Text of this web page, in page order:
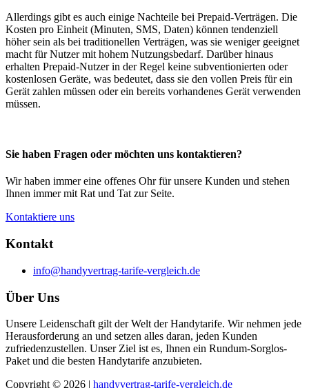
Allerdings gibt es auch einige Nachteile bei Prepaid-Verträgen. Die
Kosten pro Einheit (Minuten, SMS, Daten) können tendenziell
höher sein als bei traditionellen Verträgen, was sie weniger geeignet
macht für Nutzer mit hohem Nutzungsbedarf. Darüber hinaus
erhalten Prepaid-Nutzer in der Regel keine subventionierten oder
kostenlosen Geräte, was bedeutet, dass sie den vollen Preis für ein
Gerät zahlen müssen oder ein bereits vorhandenes Gerät verwenden
müssen.
Sie haben Fragen oder möchten uns kontaktieren?
Wir haben immer eine offenes Ohr für unsere Kunden und stehen
Ihnen immer mit Rat und Tat zur Seite.
Kontaktiere uns
Kontakt
info@handyvertrag-tarife-vergleich.de
Über Uns
Unsere Leidenschaft gilt der Welt der Handytarife. Wir nehmen jede
Herausforderung an und setzen alles daran, jeden Kunden
zufriedenzustellen. Unser Ziel ist es, Ihnen ein Rundum-Sorglos-
Paket und die besten Handytarife anzubieten.
Copyright © 2026 | handyvertrag-tarife-vergleich.de